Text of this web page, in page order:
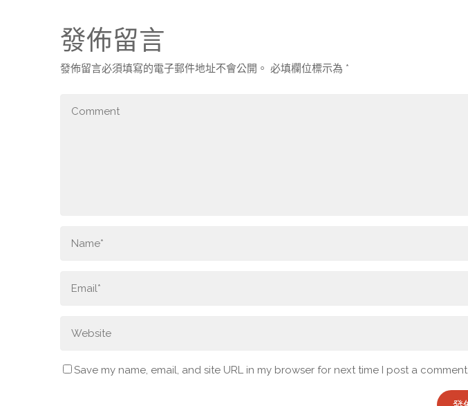
發佈留言
發佈留言必須填寫的電子郵件地址不會公開。 必填欄位標示為 *
Save my name, email, and site URL in my browser for next time I post a comment.